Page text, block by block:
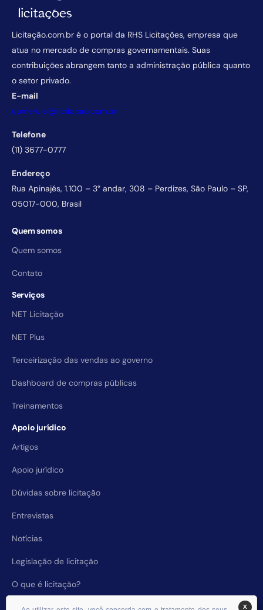
Licitação.com.br é o portal da RHS Licitações, empresa que
atua no mercado de compras governamentais. Suas
contribuições abrangem tanto a administração pública quanto
o setor privado.
E-mail
comercial@licitacao.com.br
Telefone
(11) 3677-0777
Endereço
Rua Apinajés, 1.100 – 3° andar, 308 – Perdizes, São Paulo – SP,
05017-000, Brasil
Quem somos
Quem somos
Contato
Serviços
NET Licitação
NET Plus
Terceirização das vendas ao governo
Dashboard de compras públicas
Treinamentos
Apoio jurídico
Artigos
Apoio jurídico
Dúvidas sobre licitação
Entrevistas
Notícias
Legislação de licitação
O que é licitação?
X